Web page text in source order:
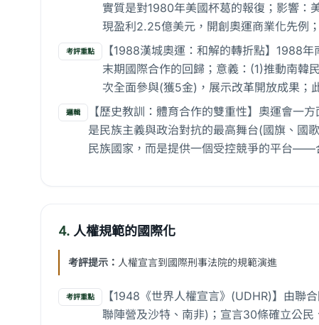
實質是對1980年美國杯葛的報復；影響：
現盈利2.25億美元，開創奧運商業化先例
考評重點
【1988漢城奧運：和解的轉折點】1988
末期國際合作的回歸；意義：(1)推動南韓
次全面參與(獲5金)，展示改革開放成果；
邏輯
【歷史教訓：體育合作的雙重性】奧運會一
是民族主義與政治對抗的最高舞台(國旗、國
民族國家，而是提供一個受控競爭的平台——
4. 人權規範的國際化
考評提示： 人權宣言到國際刑事法院的規範演進
考評重點
【1948《世界人權宣言》(UDHR)】由聯
聯陣營及沙特、南非)；宣言30條確立公